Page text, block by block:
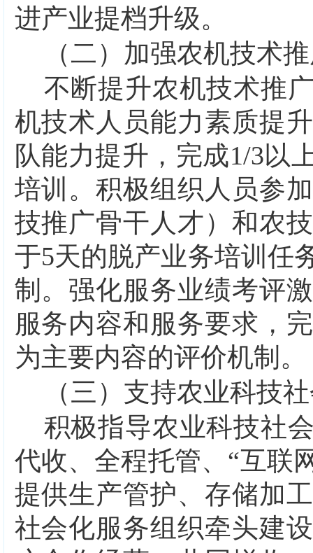
进产业提档升级。
（二）加强农机技术
不断提升农机技术推
机技术人员能力素质提
队能力提升，完成1/3以
培训。积极组织人员参
技推广骨干人才）和农
于5天的脱产业务培训任
制。强化服务业绩考评
服务内容和服务要求，
为主要内容的评价机制。
（三）支持农业科技
积极指导农业科技社
代收、全程托管、 “互联
提供生产管护、存储加
社会化服务组织牵头建